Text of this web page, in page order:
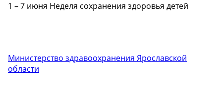
1 – 7 июня Неделя сохранения здоровья детей
Министерство здравоохранения Ярославской
области